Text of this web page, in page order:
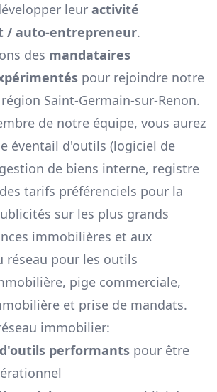
leur activité
/ auto-entrepreneur.
des mandataires
pour rejoindre notre
Saint-Germain-sur-Renon.
de notre équipe, vous aurez
éventail d'outils (logiciel de
de biens interne, registre
tarifs préférenciels pour la
sur les plus grands
immobilières et aux
réseau pour les outils
pige commerciale,
et prise de mandats.
immobilier:
performants pour être